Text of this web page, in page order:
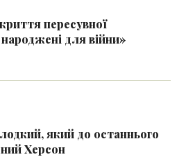
пересувної
для війни»
який до останнього
Херсон